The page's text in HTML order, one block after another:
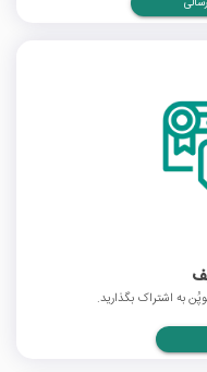
به اشتراک بگذارید.